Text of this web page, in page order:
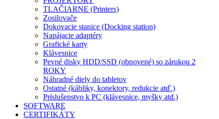
TLAČIARNE (Printers)
Zosilovače
Dokovacie stanice (Docking station)
Napájacie adaptéry
Grafické karty
Klávesnice
Pevné disky HDD/SSD (obnovené) so zárukou 2
ROKY
Náhradné diely do tabletov
Ostatné (kábliky, konektory, redukcie atď.)
Príslušenstvo k PC (klávesnice, myšky atd.)
SOFTWARE
CERTIFIKÁTY